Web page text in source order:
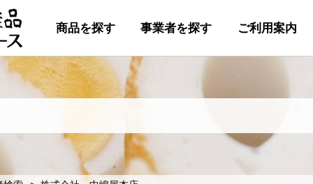
商品を探す 事業者を探す ご利用案内